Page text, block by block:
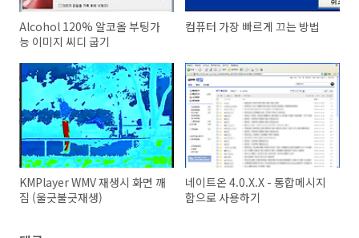
Alcohol 120% 알코올 부팅가
능 이미지 씨디 굽기
컴퓨터 가장 빠르게 끄는 방법
KMPlayer WMV 재생시 화면 깨
짐 (울긋불긋재생)
네이트온 4.0.X.X - 통합메시지
함으로 사용하기